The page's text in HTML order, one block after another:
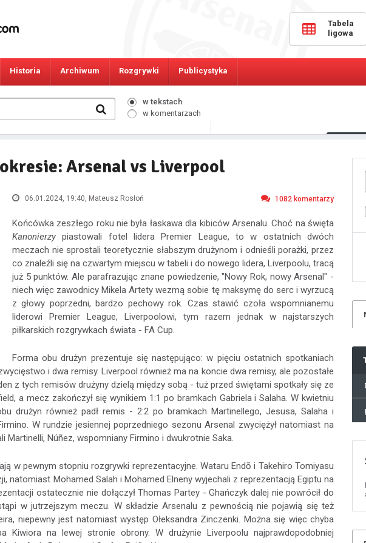
Tabela
ligowa
Historia Archiwum Rozgrywki Publicystyka
w tekstach
w komentarzach
Arsenal vs Liverpool
06.01.2024, 19:40, Mateusz Rosłoń 1082 komentarzy
Końcówka zeszłego roku nie była łaskawa dla kibiców Arsenalu. Choć na święta
Kanonierzy piastowali fotel lidera Premier League, to w ostatnich dwóch
meczach nie sprostali teoretycznie słabszym drużynom i odnieśli porażki, przez
co znaleźli się na czwartym miejscu w tabeli i do nowego lidera, Liverpoolu, tracą
już 5 punktów. Ale parafrazując znane powiedzenie, "Nowy Rok, nowy Arsenal" -
niech więc zawodnicy Mikela Artety wezmą sobie tę maksymę do serc i wyrzucą
z głowy poprzedni, bardzo pechowy rok. Czas stawić czoła wspomnianemu
liderowi Premier League, Liverpoolowi, tym razem jednak w najstarszych
piłkarskich rozgrywkach świata - FA Cup.
Forma obu drużyn prezentuje się następująco: w pięciu ostatnich spotkaniach
i dwa remisy. Liverpool również ma na koncie dwa remisy, ale pozostałe
z tych remisów drużyny dzielą między sobą - tuż przed świętami spotkały się ze
a mecz zakończył się wynikiem 1:1 po bramkach Gabriela i Salaha. W kwietniu
drużyn również padł remis - 2:2 po bramkach Martinellego, Jesusa, Salaha i
W rundzie jesiennej poprzedniego sezonu Arsenal zwyciężył natomiast na
Martinelli, Núñez, wspomniany Firmino i dwukrotnie Saka.
w pewnym stopniu rozgrywki reprezentacyjne. Wataru Endō i Takehiro Tomiyasu
natomiast Mohamed Salah i Mohamed Elneny wyjechali z reprezentacją Egiptu na
ostatecznie nie dołączył Thomas Partey - Ghańczyk dalej nie powrócił do
w jutrzejszym meczu. W składzie Arsenalu z pewnością nie pojawią się też
niepewny jest natomiast występ Ołeksandra Zinczenki. Można się więc chyba
Kiwiora na lewej stronie obrony. W drużynie Liverpoolu najprawdopodobniej